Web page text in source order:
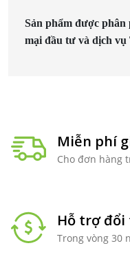
Sản phẩm được
mại đầu tư và dịch
Miễn phí
Cho đơn hàng
Hỗ trợ
Trong vòng 30